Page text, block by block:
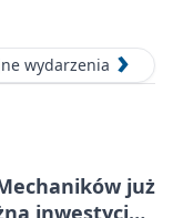
wydarzenia
już